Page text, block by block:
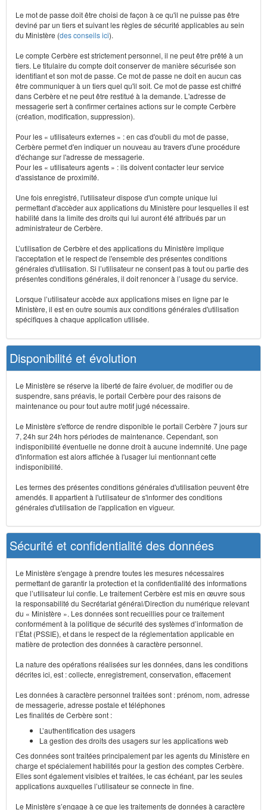
Le mot de passe doit être choisi de façon à ce qu'il ne puisse pas être
deviné par un tiers et suivant les règles de sécurité applicables au sein
du Ministère (des conseils ici).
Le compte Cerbère est strictement personnel, il ne peut être prêté à un
tiers. Le titulaire du compte doit conserver de manière sécurisée son
identifiant et son mot de passe. Ce mot de passe ne doit en aucun cas
être communiquer à un tiers quel qu'il soit. Ce mot de passe est chiffré
dans Cerbère et ne peut être restitué à la demande. L'adresse de
messagerie sert à confirmer certaines actions sur le compte Cerbère
(création, modification, suppression).
Pour les « utilisateurs externes » : en cas d'oubli du mot de passe,
Cerbère permet d'en indiquer un nouveau au travers d'une procédure
d'échange sur l'adresse de messagerie.
Pour les « utilisateurs agents » : ils doivent contacter leur service
d'assistance de proximité.
Une fois enregistré, l'utilisateur dispose d'un compte unique lui
permettant d'accèder aux applications du Ministère pour lesquelles il est
habilité dans la limite des droits qui lui auront été attribués par un
administrateur de Cerbère.
L’utilisation de Cerbère et des applications du Ministère implique
l'acceptation et le respect de l'ensemble des présentes conditions
générales d'utilisation. Si l’utilisateur ne consent pas à tout ou partie des
présentes conditions générales, il doit renoncer à l’usage du service.
Lorsque l’utilisateur accède aux applications mises en ligne par le
Ministère, il est en outre soumis aux conditions générales d'utilisation
spécifiques à chaque application utilisée.
Disponibilité et évolution
Le Ministère se réserve la liberté de faire évoluer, de modifier ou de
suspendre, sans préavis, le portail Cerbère pour des raisons de
maintenance ou pour tout autre motif jugé nécessaire.
Le Ministère s'efforce de rendre disponible le portail Cerbère 7 jours sur
7, 24h sur 24h hors périodes de maintenance. Cependant, son
indisponibilité éventuelle ne donne droit à aucune indemnité. Une page
d'information est alors affichée à l'usager lui mentionnant cette
indisponibilité.
Les termes des présentes conditions générales d'utilisation peuvent être
amendés. Il appartient à l'utilisateur de s'informer des conditions
générales d'utilisation de l'application en vigueur.
Sécurité et confidentialité des données
Le Ministère s'engage à prendre toutes les mesures nécessaires
permettant de garantir la protection et la confidentialité des informations
que l’utilisateur lui confie. Le traitement Cerbère est mis en œuvre sous
la responsabilité du Secrétariat général/Direction du numérique relevant
du « Ministère ». Les données sont recueillies pour ce traitement
conformément à la politique de sécurité des systèmes d’information de
l’État (PSSIE), et dans le respect de la réglementation applicable en
matière de protection des données à caractère personnel.
La nature des opérations réalisées sur les données, dans les conditions
décrites ici, est : collecte, enregistrement, conservation, effacement
Les données à caractère personnel traitées sont : prénom, nom, adresse
de messagerie, adresse postale et téléphones
Les finalités de Cerbère sont :
L’authentification des usagers
La gestion des droits des usagers sur les applications web
Ces données sont traitées principalement par les agents du Ministère en
charge et spécialement habilités pour la gestion des comptes Cerbère.
Elles sont également visibles et traitées, le cas échéant, par les seules
applications auxquelles l’utilisateur se connecte in fine.
Le Ministère s’engage à ce que les traitements de données à caractère